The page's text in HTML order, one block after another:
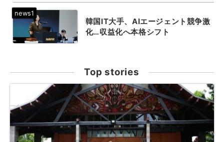
韓国IT大手、AIエージェント競争激
化…収益化へ本格シフト
Top stories